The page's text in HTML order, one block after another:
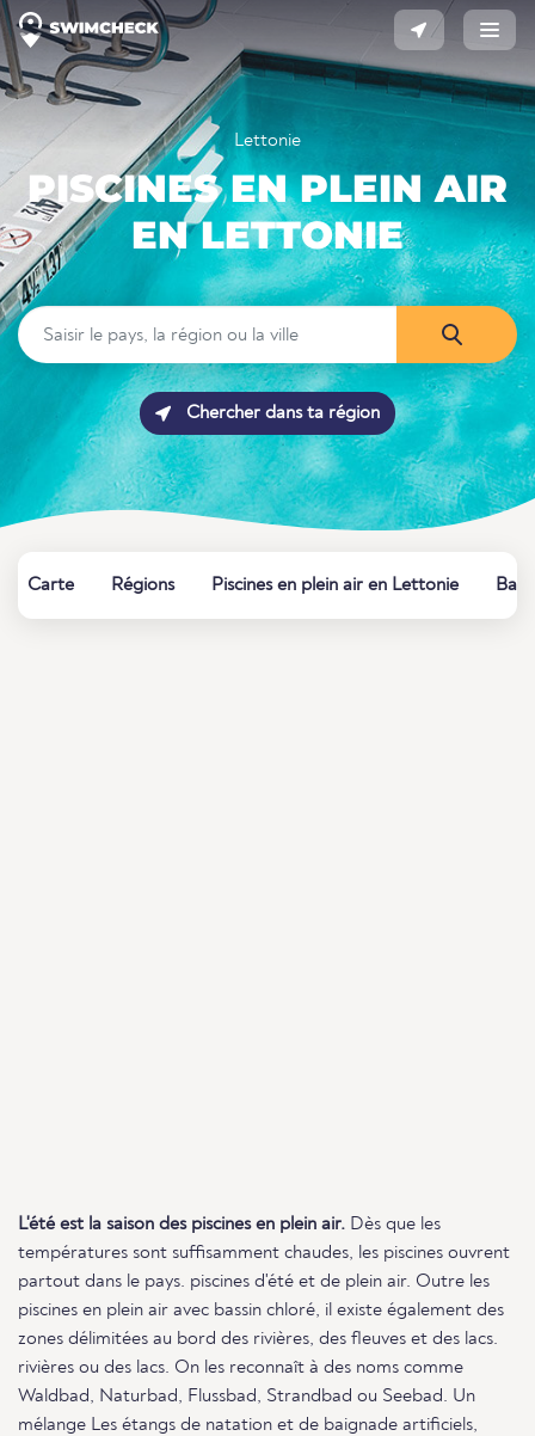
Lettonie
PISCINES EN PLEIN AIR
EN LETTONIE
Chercher dans ta région
Carte Régions Piscines en plein air en Lettonie
L'été est la saison des piscines en plein air. Dès que les
températures sont suffisamment chaudes, les piscines ouvrent
partout dans le pays. piscines d'été et de plein air. Outre les
piscines en plein air avec bassin chloré, il existe également des
zones délimitées au bord des rivières, des fleuves et des lacs.
rivières ou des lacs. On les reconnaît à des noms comme
Waldbad, Naturbad, Flussbad, Strandbad ou Seebad. Un
mélange Les étangs de natation et de baignade artificiels,